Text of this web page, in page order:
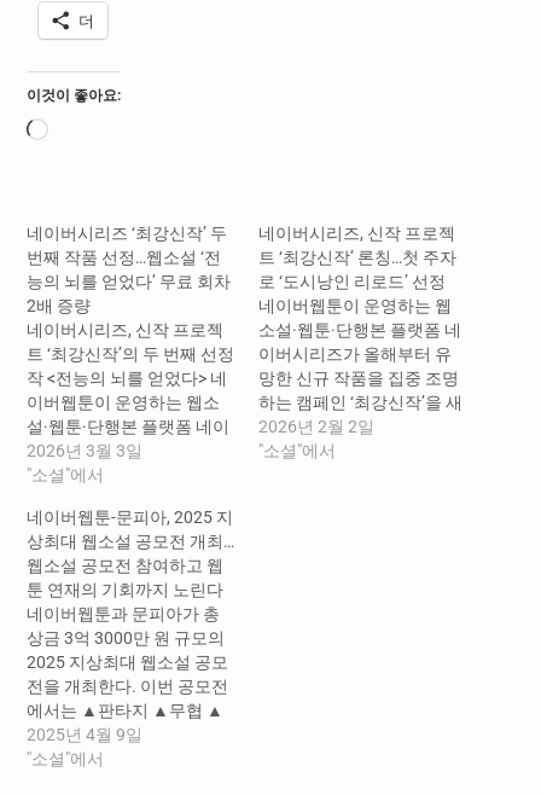
더
이것이 좋아요:
로
네이버시리즈 ‘최강신작’ 두
번째 작품 선정…웹소설 ‘전
능의 뇌를 얻었다’ 무료 회차
2배 증량
네이버시리즈, 신작 프로젝
트 ‘최강신작’의 두 번째 선정
작 <전능의 뇌를 얻었다> 네
이버웹툰이 운영하는 웹소
설·웹툰·단행본 플랫폼 네이
버시리즈가 신규 유망작 발
굴 프로젝트 ‘최강신작’의 두
의 웹소설 <전능의 뇌를 얻
었다>를 선정하고 캠페인을
진행한다. ​ ‘최강신작’은 네
이버시리즈가 수많은 신규
연재작 중 작품성과 대중성
을 모두 갖춘 기대작을 엄선
해 독자들에게 제안하는 캠
페인이다. 지난 2월…
2026년 3월 3일
"소셜"에서
네이버시리즈, 신작 프로젝
트 ‘최강신작’ 론칭…첫 주자
로 ‘도시낭인 리로드’ 선정
네이버웹툰이 운영하는 웹
소설·웹툰·단행본 플랫폼 네
이버시리즈가 올해부터 유
망한 신규 작품을 집중 조명
하는 캠페인 ‘최강신작’을 새
롭게 선보인다. 그 첫 번째
주인공으로는 누적 다운로
2026년 2월 2일
"소셜"에서
네이버웹툰-문피아, 2025 지
상최대 웹소설 공모전 개최…
웹소설 공모전 참여하고 웹
툰 연재의 기회까지 노린다
네이버웹툰과 문피아가 총
상금 3억 3000만 원 규모의
2025 지상최대 웹소설 공모
전을 개최한다. 이번 공모전
에서는 ▲판타지 ▲무협 ▲
현대물 ▲스포츠 ▲대체역
사 등 다양한 장르의 웹소설
2025년 4월 9일
"소셜"에서